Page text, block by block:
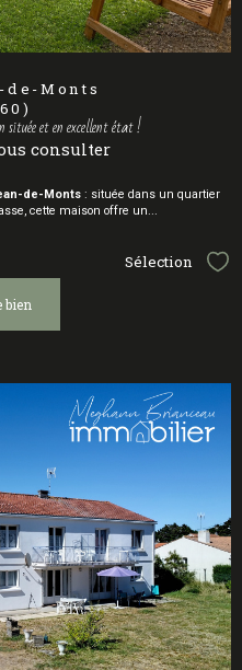
de-Monts
et en excellent état !
consulter
de-Monts : située dans un quartier
cette maison offre un...
Sélection
bien